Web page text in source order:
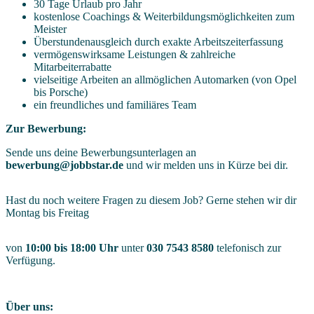
30 Tage Urlaub pro Jahr
kostenlose Coachings & Weiterbildungsmöglichkeiten zum
Meister
Überstundenausgleich durch exakte Arbeitszeiterfassung
vermögenswirksame Leistungen & zahlreiche
Mitarbeiterrabatte
vielseitige Arbeiten an allmöglichen Automarken (von Opel
bis Porsche)
ein freundliches und familiäres Team
Zur Bewerbung:
Sende uns deine Bewerbungsunterlagen an
bewerbung@jobbstar.de und wir melden uns in Kürze bei dir.
Hast du noch weitere Fragen zu diesem Job? Gerne stehen wir dir
Montag bis Freitag
von 10:00 bis 18:00 Uhr unter030 7543 8580 telefonisch zur
Verfügung.
Über uns: